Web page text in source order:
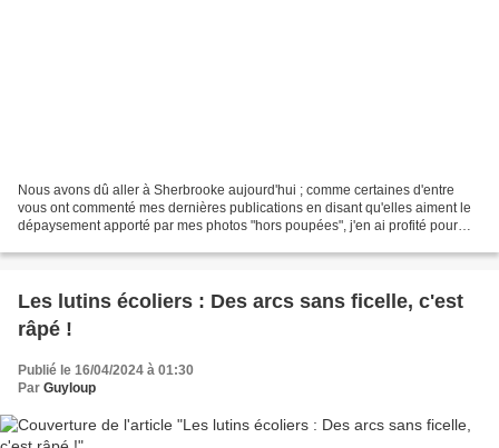
Nous avons dû aller à Sherbrooke aujourd'hui ; comme certaines d'entre
vous ont commenté mes dernières publications en disant qu'elles aiment le
dépaysement apporté par mes photos "hors poupées", j'en ai profité pour
Les lutins écoliers : Des arcs sans ficelle, c'est
râpé !
Publié le 16/04/2024 à 01:30
Par Guyloup